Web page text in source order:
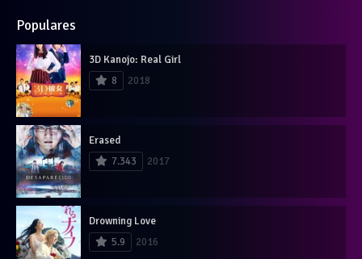
Populares
3D Kanojo: Real Girl
8
2018
Erased
7.343
2017
Drowning Love
5.9
2016